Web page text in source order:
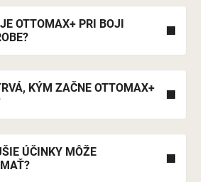
OTTOMAX+ PRI BOJI
KÝM ZAČNE OTTOMAX+
ÚČINKY MÔŽE